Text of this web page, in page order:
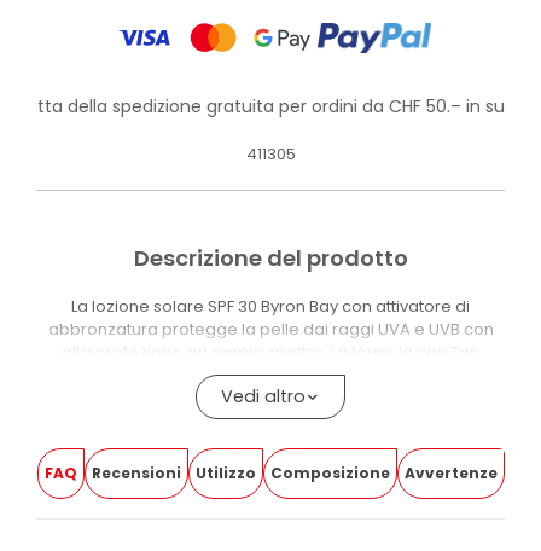
della spedizione gratuita per ordini da CHF 50.– in su!
411305
Descrizione del prodotto
La lozione solare SPF 30 Byron Bay con attivatore di
abbronzatura protegge la pelle dai raggi UVA e UVB con
alta protezione ad ampio spettro. La formula con Tan
Activator è adatta alla maggior parte dei fototipi.
La formula contiene Tirosina e Tirosinasi, due attivi che
melanina e aiutano a intensificare l’abbronzatura durante
l’esposizione. Burro di Karité, Vitamina E e Olio di Semi di
Vedi altro
FAQ Recensioni Utilizzo Composizione Avvertenze